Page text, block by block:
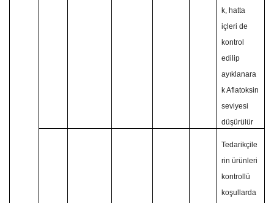
k, hatta
içleri de
kontrol
edilip
ayıklanara
k Aflatoksin
seviyesi
düşürülür
Tedarikçile
rin ürünleri
kontrollü
koşullarda